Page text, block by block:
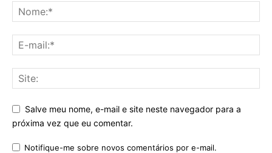
Salve meu nome, e-mail e site neste navegador para a
próxima vez que eu comentar.
Notifique-me sobre novos comentários por e-mail.